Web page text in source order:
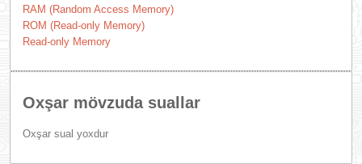
RAM (Random Access Memory)
ROM (Read-only Memory)
Read-only Memory
Oxşar mövzuda suallar
Oxşar sual yoxdur